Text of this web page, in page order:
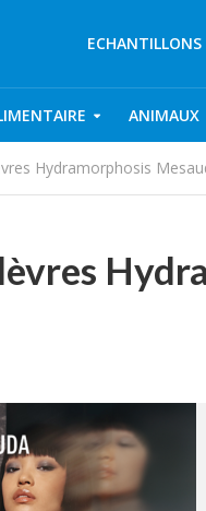
ANIMAUX
Hydramorphosis